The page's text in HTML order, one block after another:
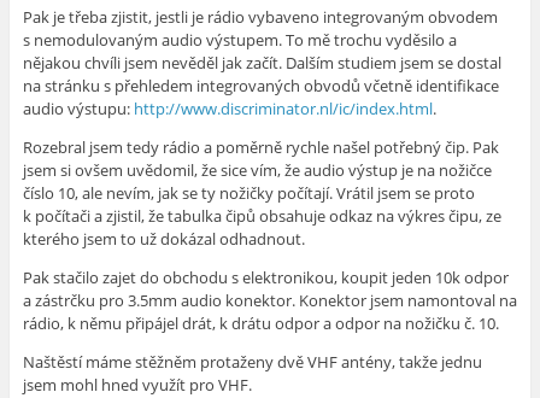
Pak je třeba zjistit, jestli je rádio vybaveno integrovaným obvodem
s nemodulovaným audio výstupem. To mě trochu vyděsilo a
nějakou chvíli jsem nevěděl jak začít. Dalším studiem jsem se dostal
na stránku s přehledem integrovaných obvodů včetně identifikace
audio výstupu: http://www.discriminator.nl/ic/index.html.
Rozebral jsem tedy rádio a poměrně rychle našel potřebný čip. Pak
jsem si ovšem uvědomil, že sice vím, že audio výstup je na nožičce
číslo 10, ale nevím, jak se ty nožičky počítají. Vrátil jsem se proto
k počítači a zjistil, že tabulka čipů obsahuje odkaz na výkres čipu, ze
kterého jsem to už dokázal odhadnout.
Pak stačilo zajet do obchodu s elektronikou, koupit jeden 10k odpor
a zástrčku pro 3.5mm audio konektor. Konektor jsem namontoval na
rádio, k němu připájel drát, k drátu odpor a odpor na nožičku č. 10.
Naštěstí máme stěžněm protaženy dvě VHF antény, takže jednu
jsem mohl hned využít pro VHF.